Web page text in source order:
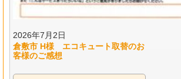
2026年7月2日
倉敷市 H様 エコキュート取替のお
客様のご感想